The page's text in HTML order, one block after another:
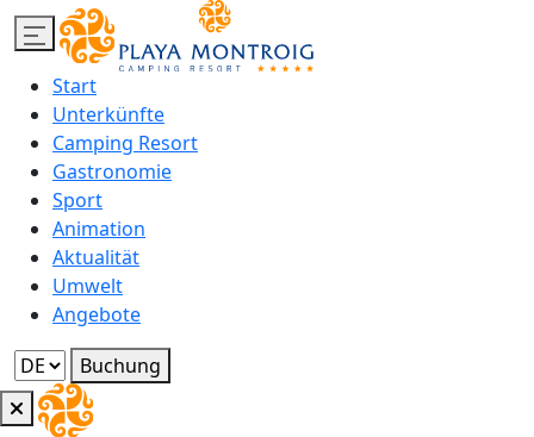
Start
Unterkünfte
Camping Resort
Gastronomie
Sport
Animation
Aktualität
Umwelt
Angebote
Buchung